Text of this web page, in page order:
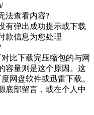
法查看内容?
有弹出成功提示或下载
款信息为您处理
比下载完压缩包的与网
容量则是这个原因。这
网盘软件或迅雷下载。
底部留言，或在个人中